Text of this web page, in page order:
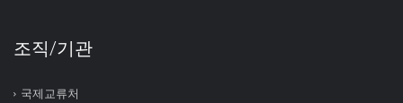
조직/기관
국제교류처